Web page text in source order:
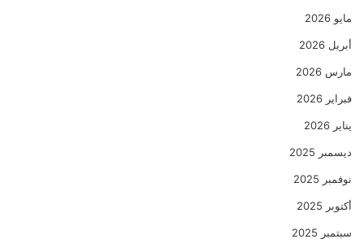
مايو 2026
أبريل 2026
مارس 2026
فبراير 2026
يناير 2026
ديسمبر 2025
نوفمبر 2025
أكتوبر 2025
سبتمبر 2025